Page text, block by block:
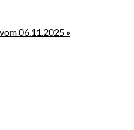
06.11.2025 »